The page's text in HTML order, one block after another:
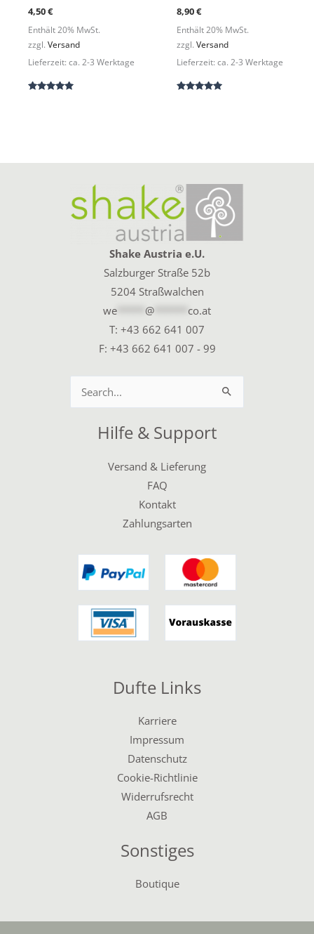
4,50€
Enthält 20% MwSt.
zzgl. Versand
Lieferzeit: ca. 2-3 Werktage
8,90€
Enthält 20% MwSt.
zzgl. Versand
Lieferzeit: ca. 2-3 Werktage
Shake Austria e.U.
Salzburger Straße 52b
5204 Straßwalchen
we
@
co.at
T: +43 662 641 007
F: +43 662 641 007 - 99
Suchen
nach:
Hilfe & Support
Versand & Lieferung
FAQ
Kontakt
Zahlungsarten
Dufte Links
Karriere
Impressum
Datenschutz
Cookie-Richtlinie
Widerrufsrecht
AGB
Sonstiges
Boutique